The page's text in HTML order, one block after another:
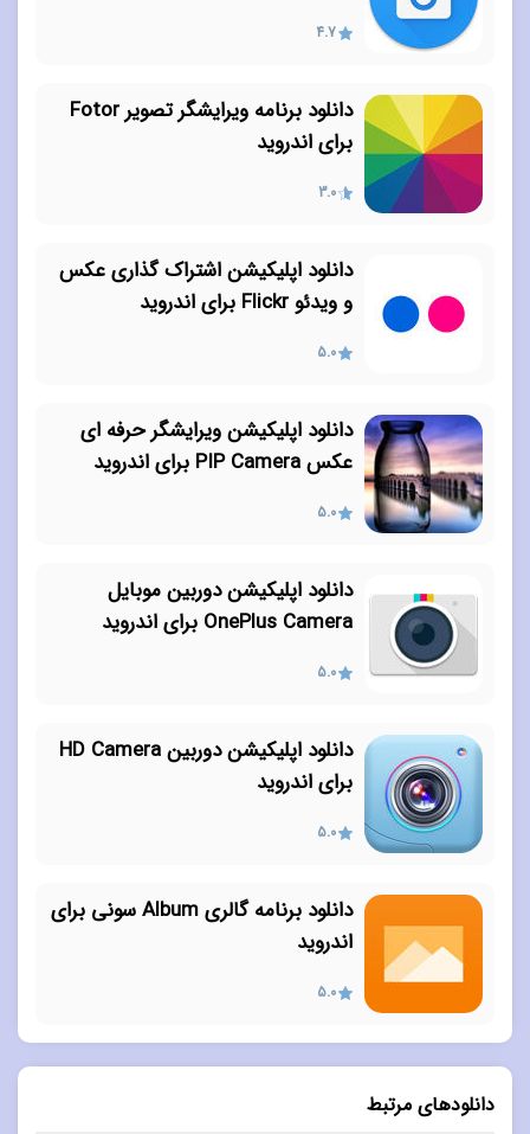
دانلودهای مرتبط
4.7
دانلود برنامه ویرایشگر تصویر Fotor
برای اندروید
3.0
دانلود اپلیکیشن اشتراک گذاری عکس
و ویدئو Flickr برای اندروید
5.0
دانلود اپلیکیشن ویرایشگر حرفه ای
عکس PIP Camera برای اندروید
5.0
دانلود اپلیکیشن دوربین موبایل
OnePlus Camera برای اندروید
5.0
دانلود اپلیکیشن دوربین HD Camera
برای اندروید
5.0
دانلود برنامه گالری Album سونی برای
اندروید
5.0